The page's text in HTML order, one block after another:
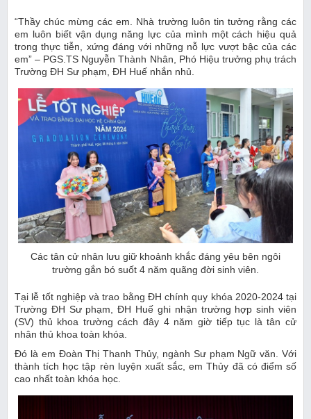
“Thầy chúc mừng các em. Nhà trường luôn tin tưởng rằng các
em luôn biết vận dụng năng lực của mình một cách hiệu quả
trong thực tiễn, xứng đáng với những nỗ lực vượt bậc của các
em” – PGS.TS Nguyễn Thành Nhân, Phó Hiệu trưởng phụ trách
Trường ĐH Sư phạm, ĐH Huế nhắn nhủ.
Các tân cử nhân lưu giữ khoảnh khắc đáng yêu bên ngôi
trường gắn bó suốt 4 năm quãng đời sinh viên.
Tại lễ tốt nghiệp và trao bằng ĐH chính quy khóa 2020-2024 tại
Trường ĐH Sư phạm, ĐH Huế ghi nhận trường hợp sinh viên
(SV) thủ khoa trường cách đây 4 năm giờ tiếp tục là tân cử
nhân thủ khoa toàn khóa.
Đó là em Đoàn Thị Thanh Thủy, ngành Sư phạm Ngữ văn. Với
thành tích học tập rèn luyện xuất sắc, em Thủy đã có điểm số
cao nhất toàn khóa học.